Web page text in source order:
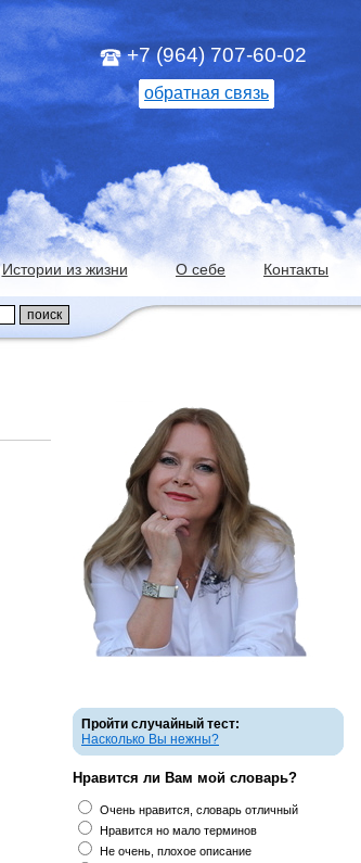
+7 (964) 707-60-02
обратная связь
Истории из жизни О себе Контакты
Пройти случайный тест:
Насколько Вы нежны?
Нравится ли Вам мой словарь?
Очень нравится, словарь отличный
Нравится но мало терминов
Не очень, плохое описание